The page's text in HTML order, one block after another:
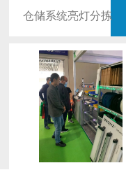
仓储系统亮灯分拣